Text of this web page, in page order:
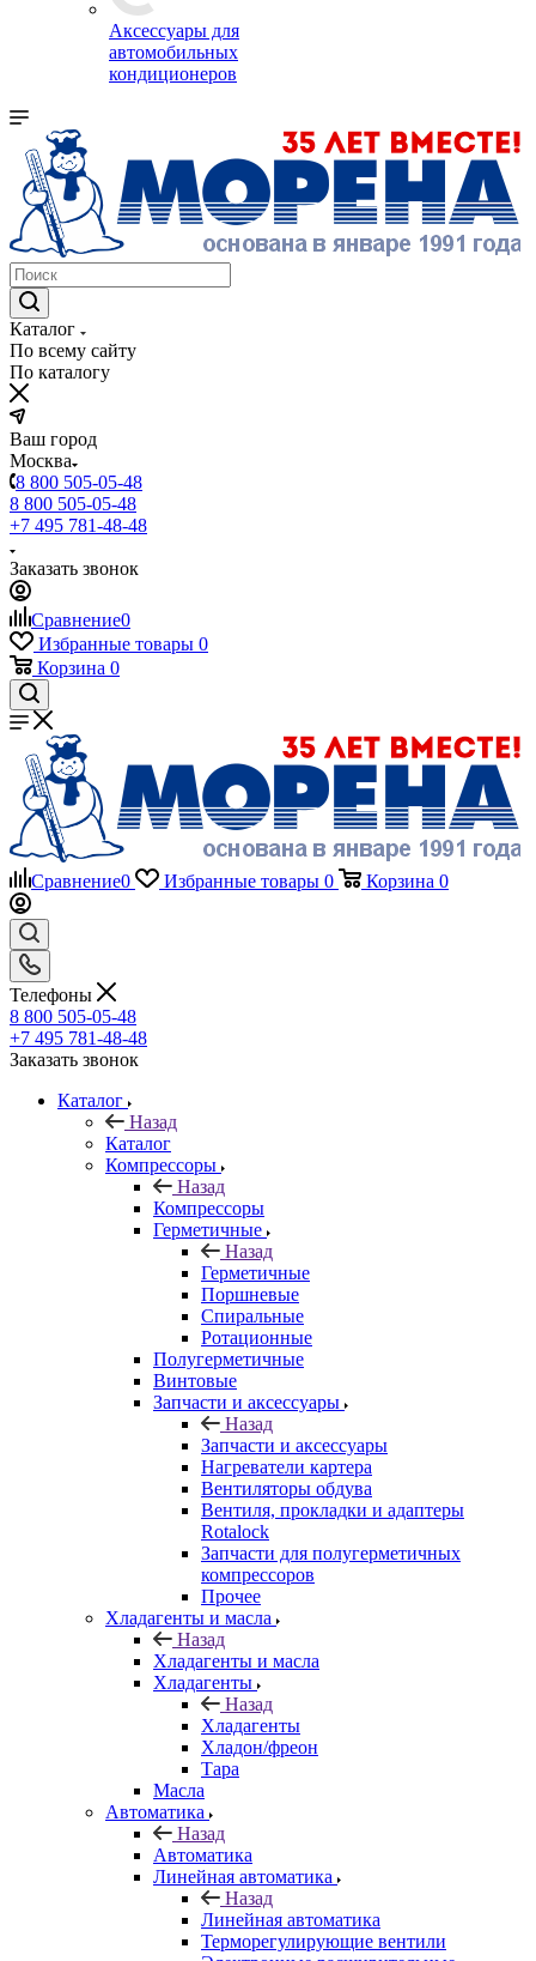
Аксессуары для
автомобильных
кондиционеров
Каталог
По всему сайту
По каталогу
Ваш город
Москва
8 800 505-05-48
8 800 505-05-48
+7 495 781-48-48
Заказать звонок
Сравнение0
Избранные товары 0
Корзина 0
Сравнение0 Избранные товары 0 Корзина 0
Телефоны
8 800 505-05-48
+7 495 781-48-48
Заказать звонок
Каталог
Назад
Каталог
Компрессоры
Назад
Компрессоры
Герметичные
Назад
Герметичные
Поршневые
Спиральные
Ротационные
Полугерметичные
Винтовые
Запчасти и аксессуары
Назад
Запчасти и аксессуары
Нагреватели картера
Вентиляторы обдува
Вентиля, прокладки и адаптеры
Rotalock
Запчасти для полугерметичных
компрессоров
Прочее
Хладагенты и масла
Назад
Хладагенты и масла
Хладагенты
Назад
Хладагенты
Хладон/фреон
Тара
Масла
Автоматика
Назад
Автоматика
Линейная автоматика
Назад
Линейная автоматика
Терморегулирующие вентили